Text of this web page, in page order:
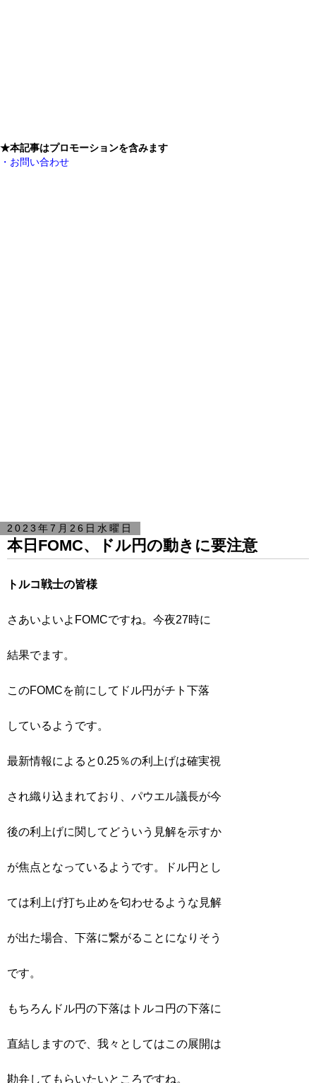
★本記事はプロモーションを含みます
・お問い合わせ
2023年7月26日水曜日
本日FOMC、ドル円の動きに要注意
トルコ戦士の皆様
さあいよいよFOMCですね。今夜27時に
結果でます。
このFOMCを前にしてドル円がチト下落
しているようです。
最新情報によると0.25％の利上げは確実視
され織り込まれており、パウエル議長が今
後の利上げに関してどういう見解を示すか
が焦点となっているようです。ドル円とし
ては利上げ打ち止めを匂わせるような見解
が出た場合、下落に繋がることになりそう
です。
もちろんドル円の下落はトルコ円の下落に
直結しますので、我々としてはこの展開は
勘弁してもらいたいところですね。